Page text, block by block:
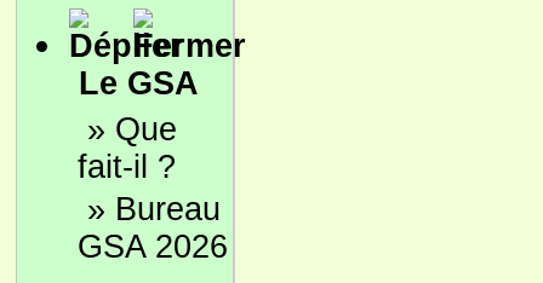
Le GSA
» Que
fait-il ?
» Bureau
GSA 2026